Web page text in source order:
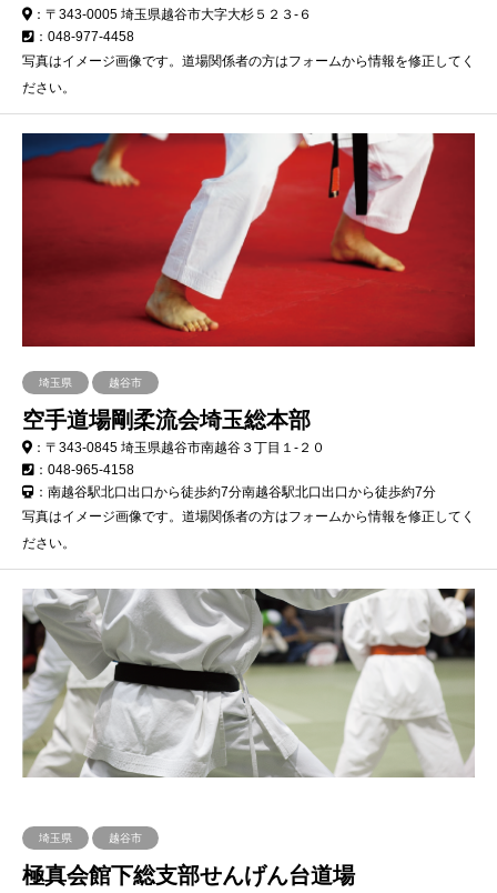
：〒343-0005 埼玉県越谷市大字大杉５２３-６
：048-977-4458
写真はイメージ画像です。道場関係者の方はフォームから情報を修正してく
ださい。
埼玉県 越谷市
空手道場剛柔流会埼玉総本部
：〒343-0845 埼玉県越谷市南越谷３丁目１-２０
：048-965-4158
：南越谷駅北口出口から徒歩約7分南越谷駅北口出口から徒歩約7分
写真はイメージ画像です。道場関係者の方はフォームから情報を修正してく
ださい。
埼玉県 越谷市
極真会館下総支部せんげん台道場